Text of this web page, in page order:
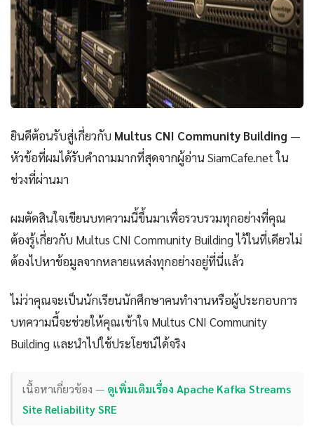
ยินดีต้อนรับสู่เกี่ยวกับ Multus CNI Community Building —
หัวข้อที่ผมได้รับคำถามมากที่สุดจากผู้อ่าน SiamCafe.net ใน
ช่วงที่ผ่านมา
ผมตัดสินใจเขียนบทความนี้ขึ้นมาเพื่อรวบรวมทุกอย่างที่คุณ
ต้องรู้เกี่ยวกับ Multus CNI Community Building ไว้ในที่เดียวไม่
ต้องไปหาข้อมูลจากหลายแหล่งทุกอย่างอยู่ที่นี่แล้ว
ไม่ว่าคุณจะเป็นนักเรียนนักศึกษาคนทำงานหรือผู้ประกอบการ
บทความนี้จะช่วยให้คุณเข้าใจ Multus CNI Community
Building และนำไปใช้ประโยชน์ได้จริง
เนื้อหาเกี่ยวข้อง — ดูเพิ่มเติมเรื่อง Apache Kafka Streams
Site Reliability SRE